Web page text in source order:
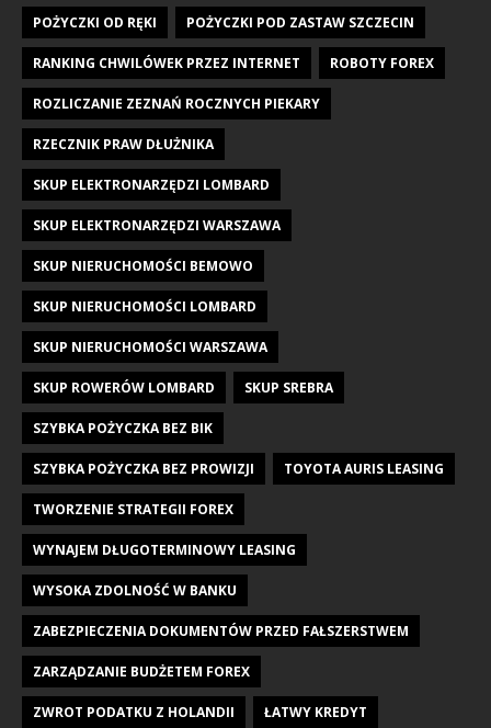
POŻYCZKI OD RĘKI POŻYCZKI POD ZASTAW SZCZECIN
RANKING CHWILÓWEK PRZEZ INTERNET ROBOTY FOREX
ROZLICZANIE ZEZNAŃ ROCZNYCH PIEKARY
RZECZNIK PRAW DŁUŻNIKA
SKUP ELEKTRONARZĘDZI LOMBARD
SKUP ELEKTRONARZĘDZI WARSZAWA
SKUP NIERUCHOMOŚCI BEMOWO
SKUP NIERUCHOMOŚCI LOMBARD
SKUP NIERUCHOMOŚCI WARSZAWA
SKUP ROWERÓW LOMBARD SKUP SREBRA
SZYBKA POŻYCZKA BEZ BIK
SZYBKA POŻYCZKA BEZ PROWIZJI TOYOTA AURIS LEASING
TWORZENIE STRATEGII FOREX
WYNAJEM DŁUGOTERMINOWY LEASING
WYSOKA ZDOLNOŚĆ W BANKU
ZABEZPIECZENIA DOKUMENTÓW PRZED FAŁSZERSTWEM
ZARZĄDZANIE BUDŻETEM FOREX
ZWROT PODATKU Z HOLANDII ŁATWY KREDYT